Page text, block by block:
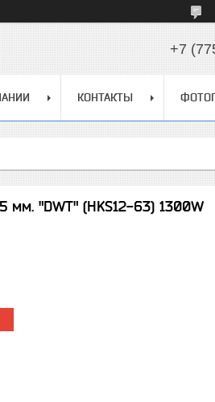
+7
КОНТАКТЫ
мм. "DWT" (HKS12-63) 1300W